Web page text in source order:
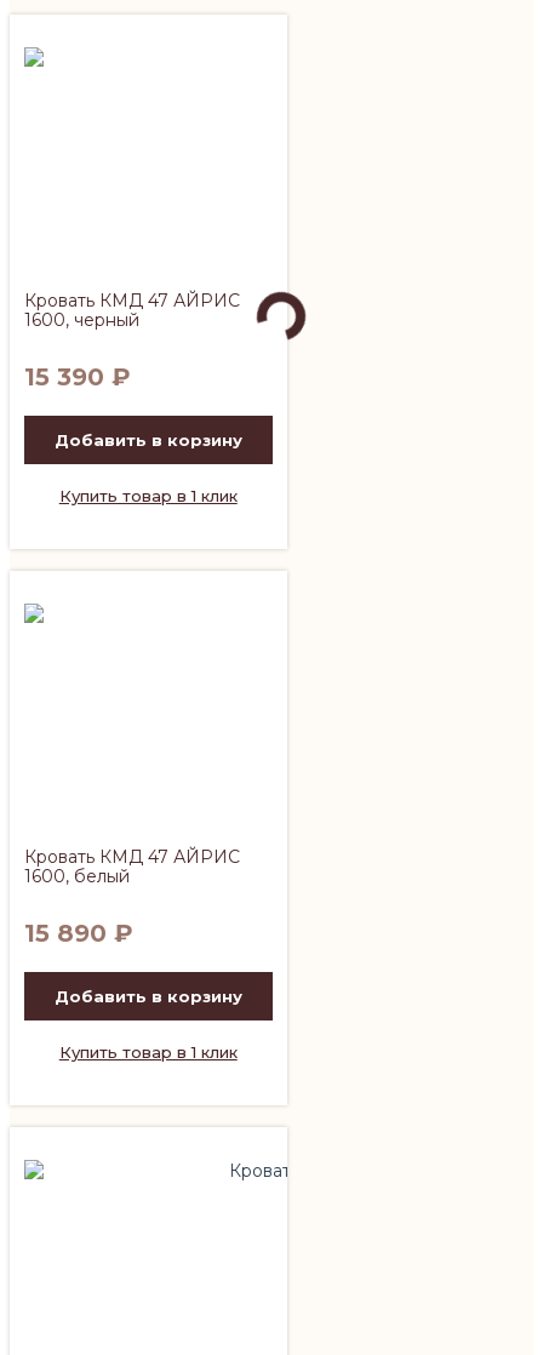
Кровать КМД 47 АЙРИС
1600, черный
15 390 ₽
Добавить в корзину
Купить товар в 1 клик
Кровать КМД 47 АЙРИС
1600, белый
15 890 ₽
Добавить в корзину
Купить товар в 1 клик